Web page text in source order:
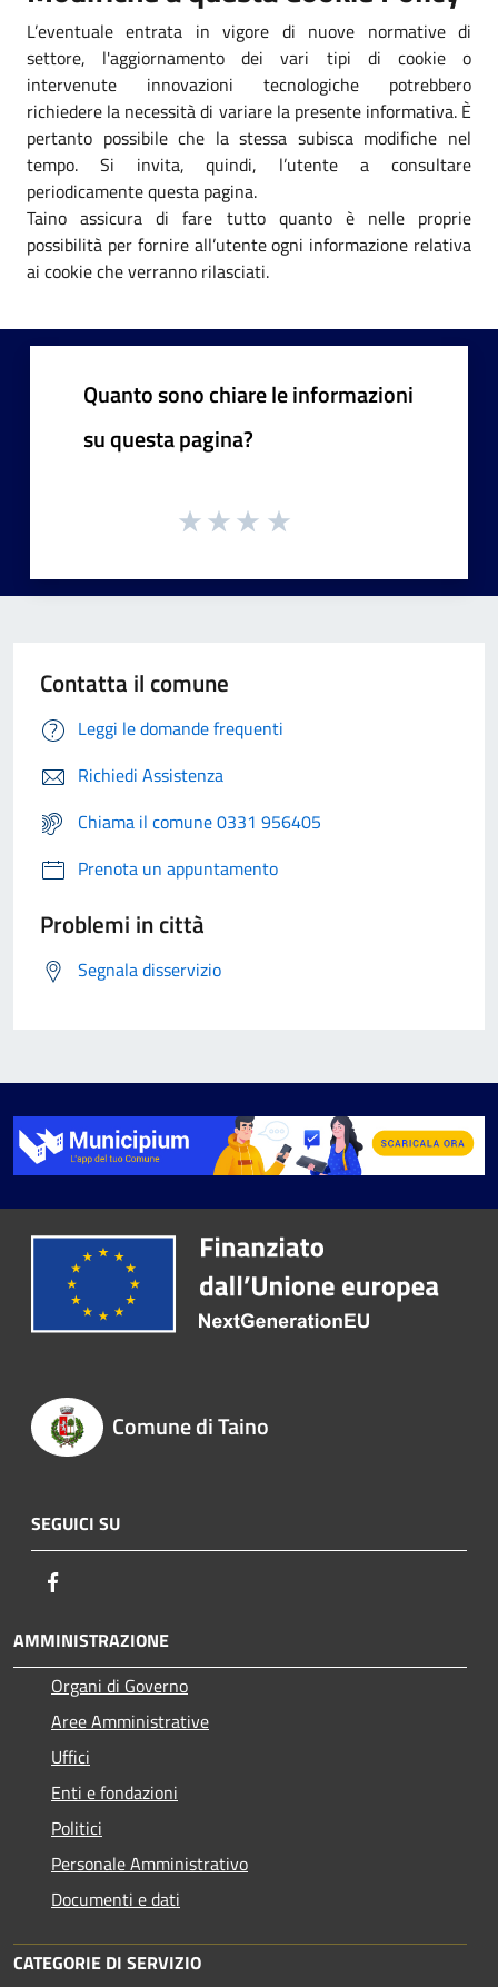
L’eventuale entrata in vigore di nuove normative di
settore, l'aggiornamento dei vari tipi di cookie o
intervenute innovazioni tecnologiche potrebbero
richiedere la necessità di variare la presente informativa. È
pertanto possibile che la stessa subisca modifiche nel
tempo. Si invita, quindi, l’utente a consultare
periodicamente questa pagina.
Taino assicura di fare tutto quanto è nelle proprie
possibilità per fornire all’utente ogni informazione relativa
ai cookie che verranno rilasciati.
Quanto sono chiare le informazioni
su questa pagina?
Contatta il comune
Leggi le domande frequenti
Richiedi Assistenza
Chiama il comune 0331 956405
Prenota un appuntamento
Problemi in città
Segnala disservizio
Comune di Taino
SEGUICI SU
AMMINISTRAZIONE
Organi di Governo
Aree Amministrative
Uffici
Enti e fondazioni
Politici
Personale Amministrativo
Documenti e dati
CATEGORIE DI SERVIZIO